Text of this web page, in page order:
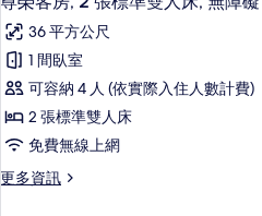
有
相
片
障
礙
的
情
示
尊
榮
客
房,
張
36 平方公尺
1 間臥室
可容納 4 人 (依實際入住人數計費)
2 張標準雙人床
免費無線上網
更多資訊
更